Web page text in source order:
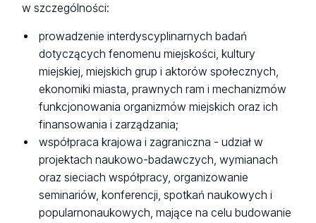
w szczególności:
prowadzenie interdyscyplinarnych badań
dotyczących fenomenu miejskości, kultury
miejskiej, miejskich grup i aktorów społecznych,
ekonomiki miasta, prawnych ram i mechanizmów
funkcjonowania organizmów miejskich oraz ich
finansowania i zarządzania;
współpraca krajowa i zagraniczna - udział w
projektach naukowo-badawczych, wymianach
oraz sieciach współpracy, organizowanie
seminariów, konferencji, spotkań naukowych i
popularnonaukowych, mające na celu budowanie